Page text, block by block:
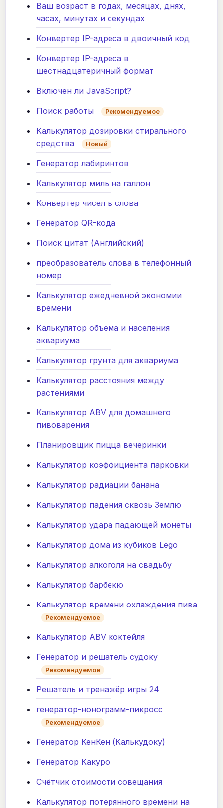
Ваш возраст в годах, месяцах, днях,
часах, минутах и секундах
Конвертер IP-адреса в двоичный код
Конвертер IP-адреса в
шестнадцатеричный формат
Включен ли JavaScript?
Поиск работы
Рекомендуемое
Калькулятор дозировки стирального
средства
Новый
Генератор лабиринтов
Калькулятор миль на галлон
Конвертер чисел в слова
Генератор QR-кода
Поиск цитат (Английский)
преобразователь слова в телефонный
номер
Калькулятор ежедневной экономии
времени
Калькулятор объема и населения
аквариума
Калькулятор грунта для аквариума
Калькулятор расстояния между
растениями
Калькулятор ABV для домашнего
пивоварения
Планировщик пицца вечеринки
Калькулятор коэффициента парковки
Калькулятор радиации банана
Калькулятор падения сквозь Землю
Калькулятор удара падающей монеты
Калькулятор дома из кубиков Lego
Калькулятор алкоголя на свадьбу
Калькулятор барбекю
Калькулятор времени охлаждения пива
Рекомендуемое
Калькулятор ABV коктейля
Генератор и решатель судоку
Рекомендуемое
Решатель и тренажёр игры 24
генератор-нонограмм-пикросс
Рекомендуемое
Генератор КенКен (Калькудоку)
Генератор Какуро
Счётчик стоимости совещания
Калькулятор потерянного времени на